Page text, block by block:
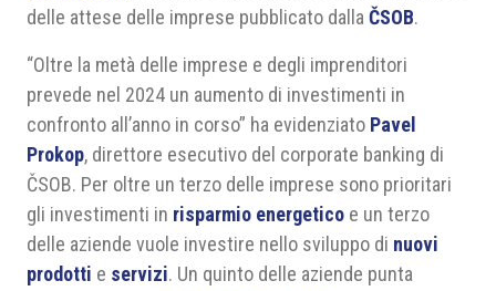
delle attese delle imprese pubblicato dalla ČSOB.
“Oltre la metà delle imprese e degli imprenditori
prevede nel 2024 un aumento di investimenti in
confronto all’anno in corso” ha evidenziato Pavel
Prokop, direttore esecutivo del corporate banking di
ČSOB. Per oltre un terzo delle imprese sono prioritari
gli investimenti in risparmio energetico e un terzo
delle aziende vuole investire nello sviluppo di nuovi
prodotti e servizi. Un quinto delle aziende punta